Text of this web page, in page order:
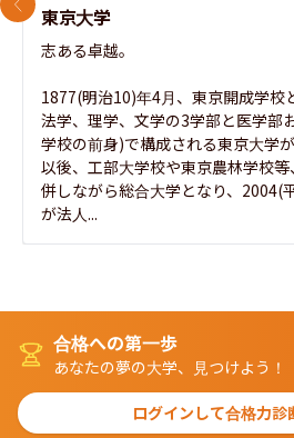
東京大学
志ある卓越。
1877(明治10)年4月、東京開成学校
法学、理学、文学の3学部と医学部
学校の前身)で構成される東京大学が
以後、工部大学校や東京農林学校
併しながら総合大学となり、2004(
が法人...
前のスライド
合格への第一歩
あなたの夢の大学、見つけよう！
ログインして合格力診